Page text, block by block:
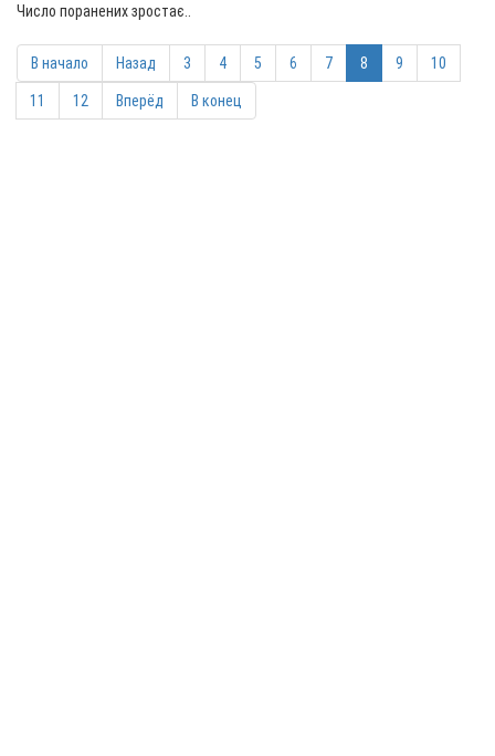
Число поранених зростає..
В начало Назад 3 4 5 6 7 8 9 10
11 12 Вперёд В конец